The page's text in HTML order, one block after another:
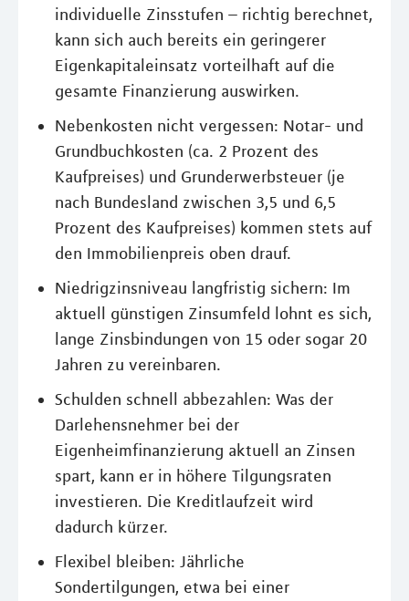
individuelle Zinsstufen – richtig berechnet,
kann sich auch bereits ein geringerer
Eigenkapitaleinsatz vorteilhaft auf die
gesamte Finanzierung auswirken.
Nebenkosten nicht vergessen: Notar- und
Grundbuchkosten (ca. 2 Prozent des
Kaufpreises) und Grunderwerbsteuer (je
nach Bundesland zwischen 3,5 und 6,5
Prozent des Kaufpreises) kommen stets auf
den Immobilienpreis oben drauf.
Niedrigzinsniveau langfristig sichern: Im
aktuell günstigen Zinsumfeld lohnt es sich,
lange Zinsbindungen von 15 oder sogar 20
Jahren zu vereinbaren.
Schulden schnell abbezahlen: Was der
Darlehensnehmer bei der
Eigenheimfinanzierung aktuell an Zinsen
spart, kann er in höhere Tilgungsraten
investieren. Die Kreditlaufzeit wird
dadurch kürzer.
Flexibel bleiben: Jährliche
Sondertilgungen, etwa bei einer